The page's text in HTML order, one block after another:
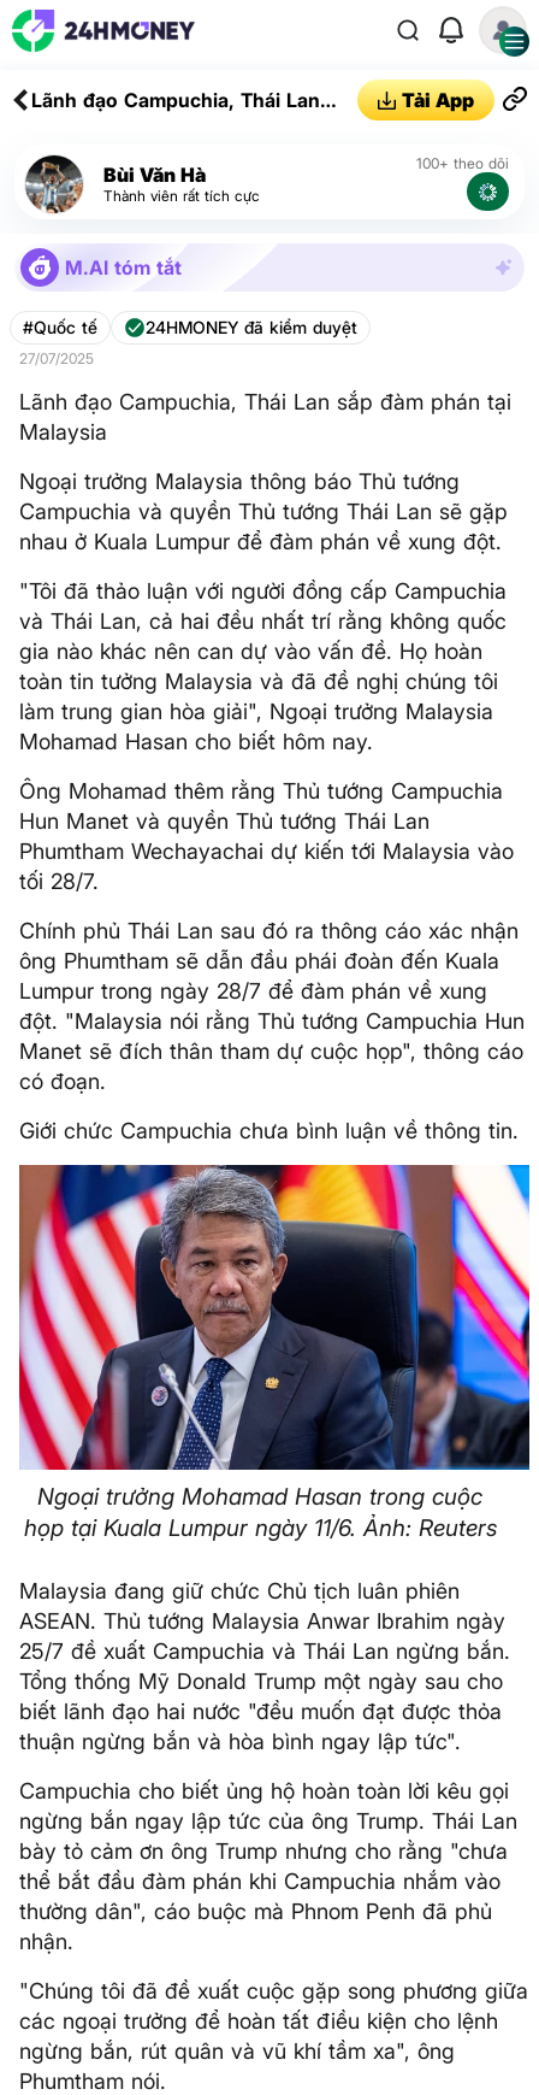
Lãnh đạo Campuchia, Thái Lan
Tải App
Bùi Văn Hà
Thành viên rất tích cực
100+ theo dõi
M.AI tóm tắt
#Quốc tế 24HMONEY đã kiểm duyệt
27/07/2025
Lãnh đạo Campuchia, Thái Lan sắp đàm phán tại
Malaysia
Ngoại trưởng Malaysia thông báo Thủ tướng
Campuchia và quyền Thủ tướng Thái Lan sẽ gặp
nhau ở Kuala Lumpur để đàm phán về xung đột.
"Tôi đã thảo luận với người đồng cấp Campuchia
và Thái Lan, cả hai đều nhất trí rằng không quốc
gia nào khác nên can dự vào vấn đề. Họ hoàn
toàn tin tưởng Malaysia và đã đề nghị chúng tôi
làm trung gian hòa giải", Ngoại trưởng Malaysia
Mohamad Hasan cho biết hôm nay.
Ông Mohamad thêm rằng Thủ tướng Campuchia
Hun Manet và quyền Thủ tướng Thái Lan
Phumtham Wechayachai dự kiến tới Malaysia vào
tối 28/7.
Chính phủ Thái Lan sau đó ra thông cáo xác nhận
ông Phumtham sẽ dẫn đầu phái đoàn đến Kuala
Lumpur trong ngày 28/7 để đàm phán về xung
đột. "Malaysia nói rằng Thủ tướng Campuchia Hun
Manet sẽ đích thân tham dự cuộc họp", thông cáo
có đoạn.
Giới chức Campuchia chưa bình luận về thông tin.
Ngoại trưởng Mohamad Hasan trong cuộc
họp tại Kuala Lumpur ngày 11/6. Ảnh: Reuters
Malaysia đang giữ chức Chủ tịch luân phiên
ASEAN. Thủ tướng Malaysia Anwar Ibrahim ngày
25/7 đề xuất Campuchia và Thái Lan ngừng bắn.
Tổng thống Mỹ Donald Trump một ngày sau cho
biết lãnh đạo hai nước "đều muốn đạt được thỏa
thuận ngừng bắn và hòa bình ngay lập tức".
Campuchia cho biết ủng hộ hoàn toàn lời kêu gọi
ngừng bắn ngay lập tức của ông Trump. Thái Lan
bày tỏ cảm ơn ông Trump nhưng cho rằng "chưa
thể bắt đầu đàm phán khi Campuchia nhắm vào
thường dân", cáo buộc mà Phnom Penh đã phủ
nhận.
"Chúng tôi đã đề xuất cuộc gặp song phương giữa
các ngoại trưởng để hoàn tất điều kiện cho lệnh
ngừng bắn, rút quân và vũ khí tầm xa", ông
Phumtham nói.